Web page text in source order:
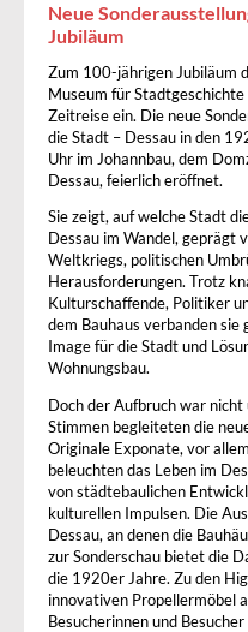
Neue
Jubiläum
Zum 100-jährigen Jubiläum
Museum für
Zeitreise ein. Die neue
die Stadt – Dessau in den
Uhr im Johannbau, dem
Dessau, feierlich eröffnet.
Sie zeigt, auf welche Stadt
Dessau im Wandel, geprägt
Weltkriegs, politischen
Herausforderungen. Trotz
Kulturschaffende, Politiker
dem Bauhaus verbanden sie
Image für die Stadt und
Wohnungsbau.
Doch der Aufbruch war
Stimmen begleiteten die
Originale Exponate, vor
beleuchten das Leben im
von städtebaulichen
kulturellen Impulsen. Die
Dessau, an denen die
zur Sonderschau bietet die
die 1920er Jahre. Zu den
innovativen Propellermöbel
Besucherinnen und